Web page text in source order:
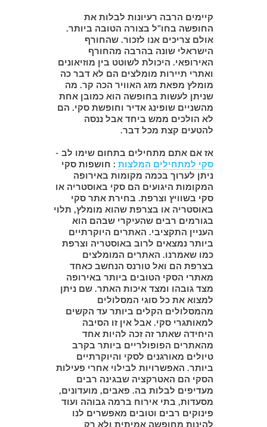
קיימים הרבה רעיונות לבלות את
החופשה בחו"ל בצורה הטובה ביותר.
אולם צריכים אנו לזכור. שהחורף
הישראלי שונה בהרבה מהחורף
האירופאי. היכולת לשוטט בין מוזיאונים
ואתרי תיירות מומלצים הם לא דבר כה
מומלץ מפאת מזג האוויר הכה קר. מה
שניתן לעשות בחופשה הוא כמובן אחת
מהשניים שופינג אדיר וחופשת סקי. הם
לא הולכים ממש ביחד אבל ננסה
להטעים קצת מכל דבר.
אז אם אתם מתחילים בתחום שימו לב -
סקי למתחילים המלצות: חושפות סקי
ניתן לערוך בכמה מקומות באירופה
המקומות היגועים הם סקי באוסטריה או
סקי בשוויץ וצרפת. בחירת אתר סקי
באוסטריה או בצרפת שהוא מומלץ, תלוי
בגורמים רבים שהעיקרי שבהם הוא
העניין התקציבי. האתרים היוקרתיים
ביותר נמצאים לרוב באוסטריה וצרפת
כמו שאמרנו. האתרים המומלצים
בצרפת הם ואל טורנס הנחשב כאחד
מאתרי הסקי הטובים ביותר באירופה
מצד גובהו ומצד איכות האתר. שם ניתן
למצוא את כל סוגי המסלולים
מהמסלולים הקלים ביותר עד הקשים
למאותגרי סקי. אבל אין זו הסיבה
היחידה שאתר זה זכה להיות אחד
מהאתרים הפופולריים ביותר בקרב
טיולים מאורגנים לסקי והיוקרתיים
ביותר. האפשרויות לבילוי אחרי פעילות
הסקי הם האטרקציה שבגינה רבים
מעדיפים לבלות בה. פאבים, מועדונים,
מסעדות, בתי אירוח ברמה גבוהה ועוד
פינוקים רבים וטובים מאפשרים לנו
להינות מחופשה אמיתית ולא רק